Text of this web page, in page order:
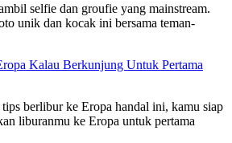
selfie dan groufie yang mainstream.
unik dan kocak ini bersama teman-
Kalau Berkunjung Untuk Pertama
tips berlibur ke Eropa handal ini, kamu siap
liburanmu ke Eropa untuk pertama